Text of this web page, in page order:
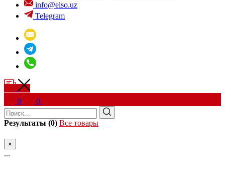
info@elso.uz
Telegram
0 0
Результаты (0) Все товары
×
...